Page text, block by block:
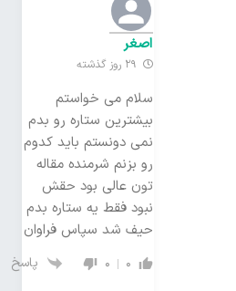
اصغر
29 روز گذشته
سلام می خواستم
بیشترین ستاره رو بدم
نمی دونستم باید کدوم
رو بزنم شرمنده مقاله
تون عالی بود حقش
نبود فقط یه ستاره بدم
حیف شد سپاس فراوان
0
0 پاسخ